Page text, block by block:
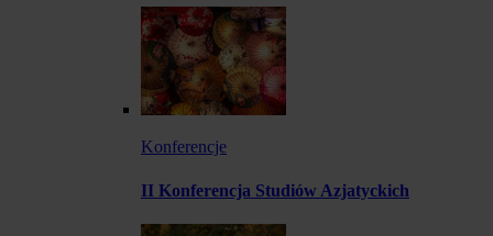
Konferencje
II Konferencja Studiów Azjatyckich